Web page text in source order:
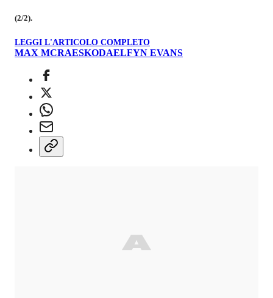
(2/2).
LEGGI L'ARTICOLO COMPLETO
MAX MCRAESKODAELFYN EVANS